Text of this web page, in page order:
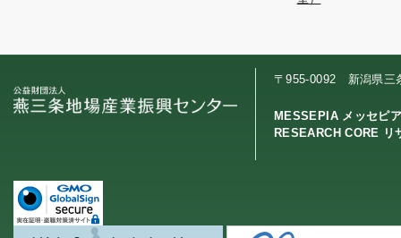
〒955-0092 新潟県三
MESSEPIA メッセピ
RESEARCH CORE リ